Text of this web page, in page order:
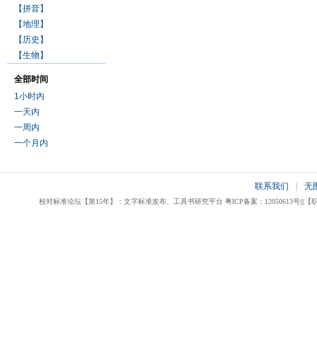
【拼音】
【地理】
【历史】
【生物】
全部时间
1小时内
一天内
一周内
一个月内
联系我们 无
校对标准论坛【第15年】：文字标准发布、工具书研究平台 粤ICP备案：12050613号|||【